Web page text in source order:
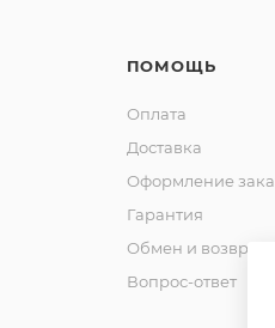
ПОМОЩЬ
Оплата
Доставка
Оформление
Гарантия
Обмен и возврат
Вопрос-ответ